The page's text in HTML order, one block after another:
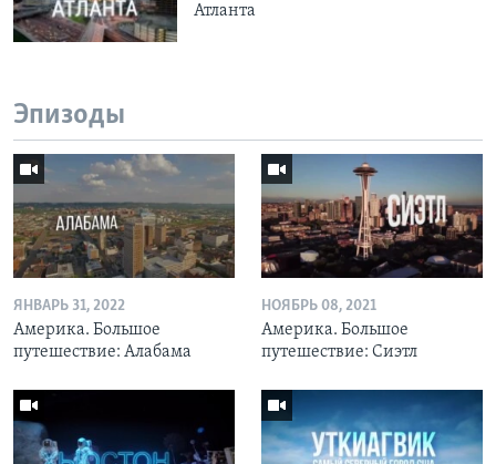
Атланта
Эпизоды
ЯНВАРЬ 31, 2022
Америка. Большое
путешествие: Алабама
НОЯБРЬ 08, 2021
Америка. Большое
путешествие: Сиэтл